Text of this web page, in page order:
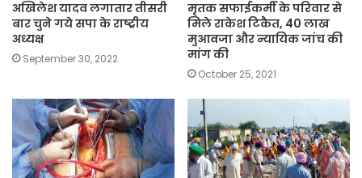
अखिलेश यादव लगातार तीसरी
बार चुने गये सपा के राष्ट्रीय
अध्यक्ष
September 30, 2022
मृतक सफाईकर्मी के परिवार से
मिले राकेश टिकैत, 40 लाख
मुआवजा और न्यायिक जांच की
मांग की
October 25, 2021